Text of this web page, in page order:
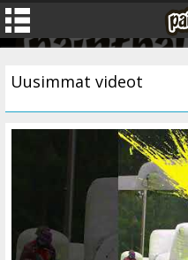
Uusimmat videot